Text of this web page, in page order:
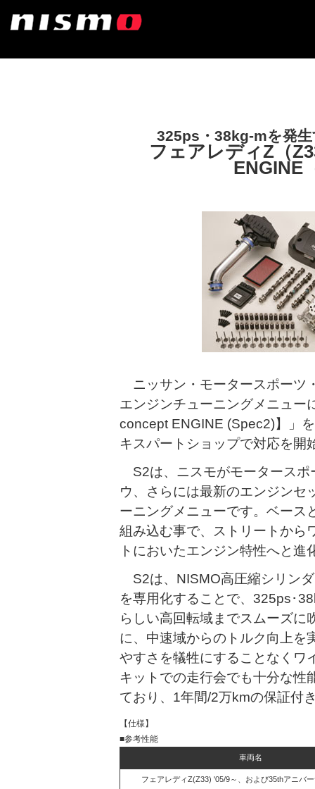
325ps・38kg‐mを発
フェアレディZ（
ENGINE
ニッサン・モータースポーツ
エンジンチューニングメニュー
concept ENGINE (Spec2)】」
キスパートショップで対応を開
S2は、ニスモがモータースポ
ウ、さらには最新のエンジンセ
ーニングメニューです。ベース
組み込む事で、ストリートから
トにおいたエンジン特性へと進
S2は、NISMO高圧縮シリン
を専用化することで、325ps･
らしい高回転域までスムーズに
に、中速域からのトルク向上を
やすさを犠牲にすることなくワ
キットでの走行会でも十分な性
ており、1年間/2万kmの保証付
【仕様】
■参考性能
車両名
フェアレディZ(Z33) '05/9～、および35thアニバ